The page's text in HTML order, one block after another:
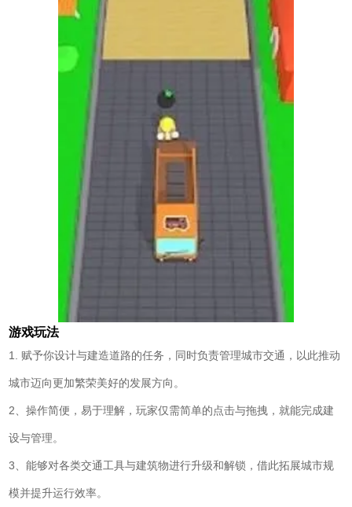
游戏玩法
1. 赋予你设计与建造道路的任务，同时负责管理城市交通，以此推动
城市迈向更加繁荣美好的发展方向。
2、操作简便，易于理解，玩家仅需简单的点击与拖拽，就能完成建
设与管理。
3、能够对各类交通工具与建筑物进行升级和解锁，借此拓展城市规
模并提升运行效率。